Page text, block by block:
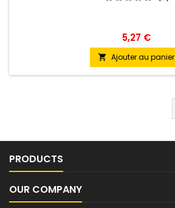
5,27 €
 Ajouter au panier
PRODUCTS
OUR COMPANY